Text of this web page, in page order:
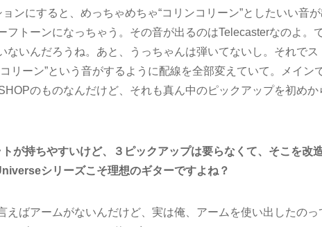
ンにすると、めっちゃめちゃ“コリンコリーン”としたいい音が
トーンになっちゃう。その音が出るのはTelecasterなのよ。
いんだろうね。あと、うっちゃんは弾いてないし。それでス
リーン”という音がするように配線を全部変えていて。メイン
のものなんだけど、それも真ん中のピックアップを初めか
が持ちやすいけど、３ピックアップは要らなくて、そこを改
シリーズこそ理想のギターですよね？
えばアームがないんだけど、実は俺、アームを使い出したのっ